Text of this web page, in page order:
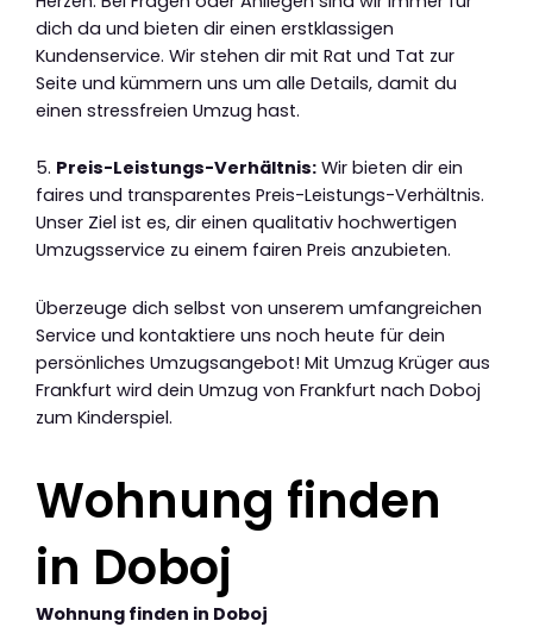
dich da und bieten dir einen erstklassigen
Kundenservice. Wir stehen dir mit Rat und Tat zur
Seite und kümmern uns um alle Details, damit du
einen stressfreien Umzug hast.
5. Preis-Leistungs-Verhältnis: Wir bieten dir ein
faires und transparentes Preis-Leistungs-Verhältnis.
Unser Ziel ist es, dir einen qualitativ hochwertigen
Umzugsservice zu einem fairen Preis anzubieten.
Überzeuge dich selbst von unserem umfangreichen
Service und kontaktiere uns noch heute für dein
persönliches Umzugsangebot! Mit Umzug Krüger aus
Frankfurt wird dein Umzug von Frankfurt nach Doboj
zum Kinderspiel.
Wohnung finden
in Doboj
Wohnung finden in Doboj